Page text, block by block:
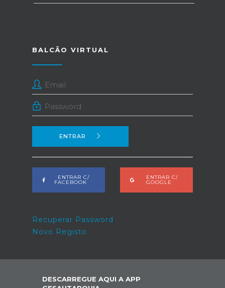
BALCÃO VIRTUAL
ENTRAR
ENTRAR C/
FACEBOOK
ENTRAR C/
GOOGLE
Recuperar Password
Novo Registo
DESCARREGUE AQUI A APP